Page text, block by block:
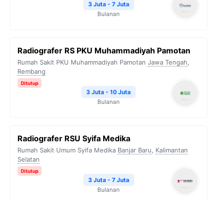
3 Juta - 7 Juta
Bulanan
Radiografer RS PKU Muhammadiyah Pamotan
Rumah Sakit PKU Muhammadiyah Pamotan Jawa Tengah,
Rembang
Ditutup
3 Juta - 10 Juta
Bulanan
Radiografer RSU Syifa Medika
Rumah Sakit Umum Syifa Medika Banjar Baru, Kalimantan
Selatan
Ditutup
3 Juta - 7 Juta
Bulanan